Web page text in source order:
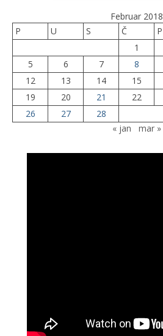
Februar 2018
P
U S Č P
1
5
6 7 8
12
13 14 15
19
20 21 22
26
27
28
« jan
mar »